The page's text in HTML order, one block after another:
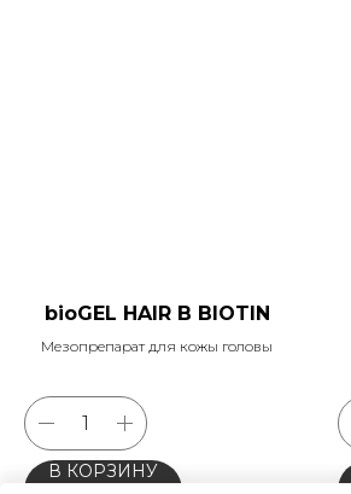
bioGEL HAIR B BIOTIN
Мезопрепарат для кожы головы
В КОРЗИНУ